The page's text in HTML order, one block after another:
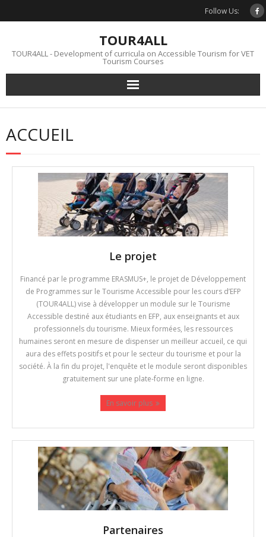
Follow Us:
TOUR4ALL
TOUR4ALL - Development of curricula on Accessible Tourism for VET
Tourism Courses
ACCUEIL
Le projet
Financé par le programme ERASMUS+, le projet de Développement
de Programmes sur le Tourisme Accessible pour les cours d’EFP
(TOUR4ALL) vise à développer un module sur le Tourisme
Accessible destiné aux étudiants en EFP, aux enseignants et aux
professionnels du tourisme. Mieux formées, les ressources
humaines seront en mesure de dispenser un meilleur accueil, ce qui
aura des effets positifs et pour le secteur du tourisme et pour la
société. À la fin du projet, l'enquête et le module seront disponibles
gratuitement sur une plate-forme en ligne.
En savoir plus
Partenaires